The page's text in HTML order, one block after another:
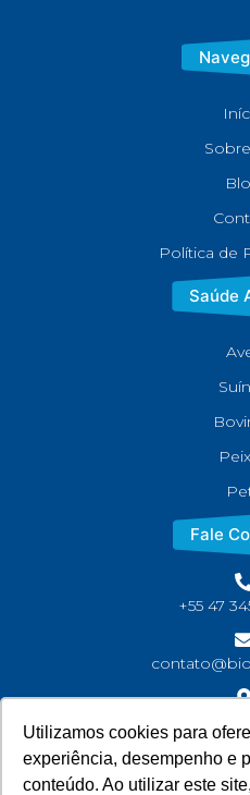
Utilizamos cookies para
experiência, desempenho e
conteúdo. Ao utilizar este
Política de
Saúde
Fale
+55 47
Rua João Jaime Faria, S/
CEP: